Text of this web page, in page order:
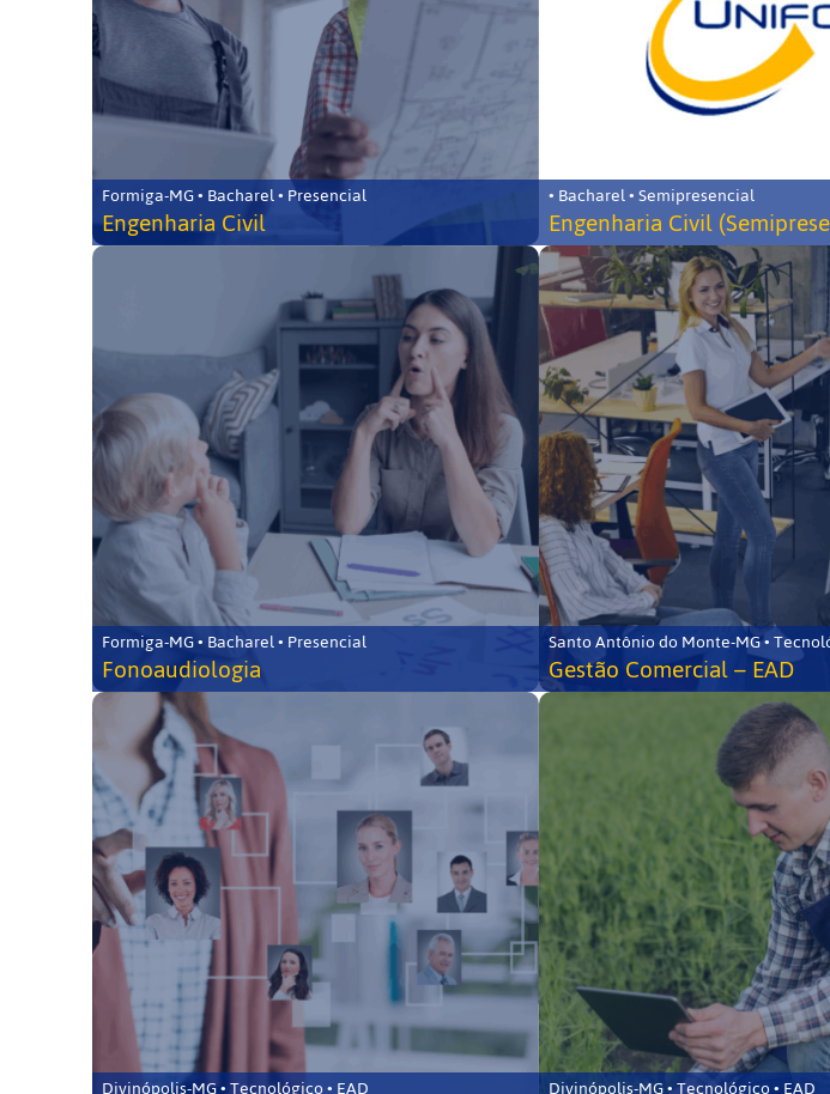
Formiga-MG • Bacharel • Presencial
Engenharia Civil
• Bacharel • Semipresencial
Engenharia Civil
Formiga-MG • Bacharel • Presencial
Fonoaudiologia
Santo Antônio do Monte-MG •
Gestão Comercial – EAD